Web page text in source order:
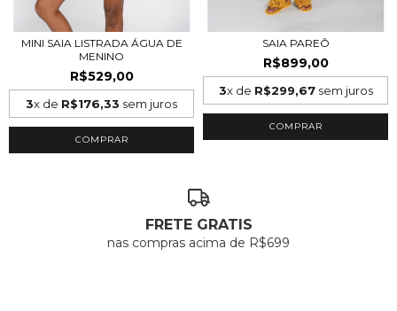
MINI SAIA LISTRADA ÁGUA DE
MENINO
R$529,00
3x de R$176,33 sem juros
COMPRAR
SAIA PAREÔ
R$899,00
3x de R$299,67sem juros
COMPRAR
FRETE GRATIS
nas compras acima de R$699